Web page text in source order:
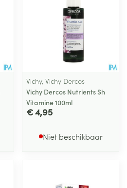
Vichy, Vichy Dercos
Vichy Dercos Nutrients Sh
Vitamine 100ml
€ 4,95
Niet beschikbaar